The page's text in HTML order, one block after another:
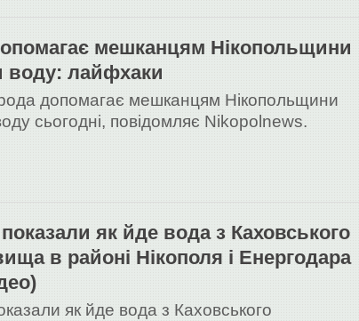
мешканцям Нікопольщини
воду: лайфхаки
допомагає мешканцям Нікопольщини
сьогодні, повідомляє Nikopolnews.
як йде вода з Каховського
в районі Нікополя і Енергодара
як йде вода з Каховського